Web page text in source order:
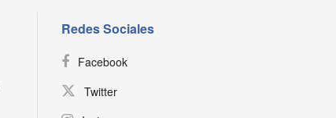
Redes Sociales
Facebook
Twitter